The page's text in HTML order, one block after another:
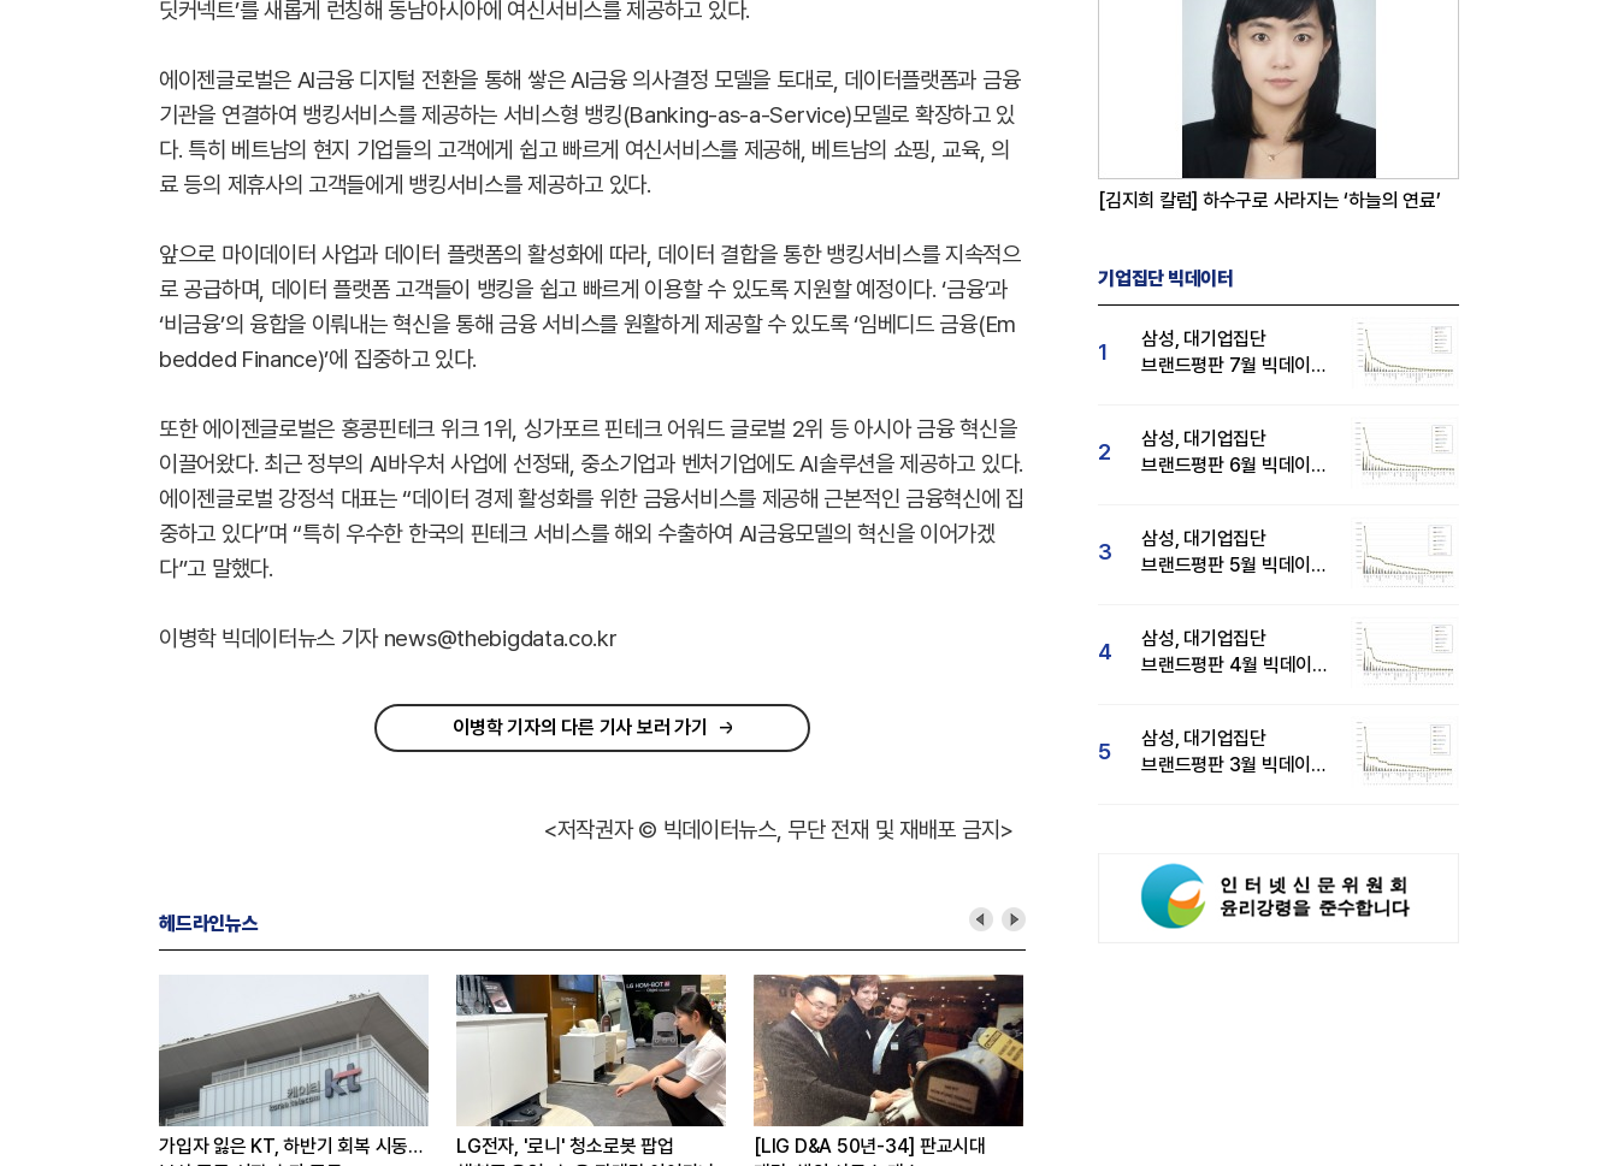
딧커넥트’를 새롭게 런칭해 동남아시아에 여신서비스를 제공하고 있다.
에이젠글로벌은 AI금융 디지털 전환을 통해 쌓은 AI금융 의사결정 모델을 토대로, 데이터플랫폼과 금융
기관을 연결하여 뱅킹서비스를 제공하는 서비스형 뱅킹(Banking-as-a-Service)모델로 확장하고 있
다. 특히 베트남의 현지 기업들의 고객에게 쉽고 빠르게 여신서비스를 제공해, 베트남의 쇼핑, 교육, 의
료 등의 제휴사의 고객들에게 뱅킹서비스를 제공하고 있다.
앞으로 마이데이터 사업과 데이터 플랫폼의 활성화에 따라, 데이터 결합을 통한 뱅킹서비스를 지속적으
로 공급하며, 데이터 플랫폼 고객들이 뱅킹을 쉽고 빠르게 이용할 수 있도록 지원할 예정이다. ‘금융’과
‘비금융’의 융합을 이뤄내는 혁신을 통해 금융 서비스를 원활하게 제공할 수 있도록 ‘임베디드 금융(Em
bedded Finance)’에 집중하고 있다.
또한 에이젠글로벌은 홍콩핀테크 위크 1위, 싱가포르 핀테크 어워드 글로벌 2위 등 아시아 금융 혁신을
이끌어왔다. 최근 정부의 AI바우처 사업에 선정돼, 중소기업과 벤처기업에도 AI솔루션을 제공하고 있다.
에이젠글로벌 강정석 대표는 “데이터 경제 활성화를 위한 금융서비스를 제공해 근본적인 금융혁신에 집
중하고 있다”며 “특히 우수한 한국의 핀테크 서비스를 해외 수출하여 AI금융모델의 혁신을 이어가겠
다”고 말했다.
이병학 빅데이터뉴스 기자 news@thebigdata.co.kr
이병학 기자의 다른 기사 보러 가기
<저작권자 © 빅데이터뉴스, 무단 전재 및 재배포 금지>
헤드라인뉴스
가입자 잃은 KT, 하반기 회복 시동…
LG전자, '로니' 청소로봇 팝업
[LIG D&A 50년-34] 판교시대
[김지희 칼럼] 하수구로 사라지는 ‘하늘의 연료’
기업집단 빅데이터
1
삼성, 대기업집단
브랜드평판 7월 빅데이터
2
삼성, 대기업집단
브랜드평판 6월 빅데이터
3
삼성, 대기업집단
브랜드평판 5월 빅데이터
4
삼성, 대기업집단
브랜드평판 4월 빅데이터
5
삼성, 대기업집단
브랜드평판 3월 빅데이터